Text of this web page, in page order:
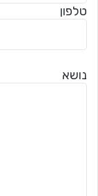
טלפון
נושא